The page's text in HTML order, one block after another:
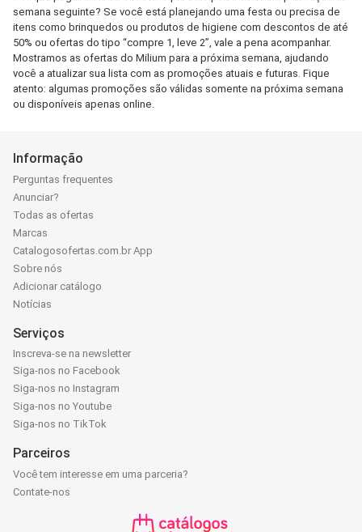
semana seguinte? Se você está planejando uma festa ou precisa de
itens como brinquedos ou produtos de higiene com descontos de até
50% ou ofertas do tipo “compre 1, leve 2”, vale a pena acompanhar.
Mostramos as ofertas do Milium para a próxima semana, ajudando
você a atualizar sua lista com as promoções atuais e futuras. Fique
atento: algumas promoções são válidas somente na próxima semana
ou disponíveis apenas online.
Informação
Perguntas frequentes
Anunciar?
Todas as ofertas
Marcas
Catalogosofertas.com.br App
Sobre nós
Adicionar catálogo
Notícias
Serviços
Inscreva-se na newsletter
Siga-nos no Facebook
Siga-nos no Instagram
Siga-nos no Youtube
Siga-nos no TikTok
Parceiros
Você tem interesse em uma parceria?
Contate-nos